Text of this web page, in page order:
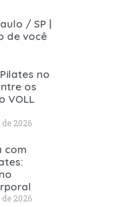
/ SP |
de você
no
os
VOLL
2026
com
2026